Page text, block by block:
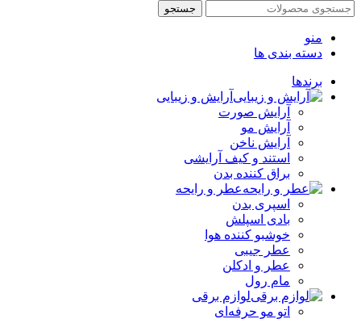
جستجو
منو
دسته بندی ها
برندها
آرایش و زیبایی
آرایش صورت
آرایش مو
آرایش ناخن
استند و کیف آرایشی
براق کننده بدن
عطر و رایحه
اسپری بدن
بادی اسپلش
خوشبو کننده هوا
عطر جیبی
عطر و ادکلن
مام رول
لوازم برقی
اتو مو حرفه‌ای